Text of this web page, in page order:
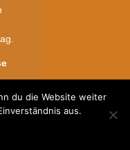
du die Website weiter
aus.